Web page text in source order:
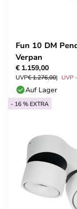
Fun 10 DM
Verpan
€ 1.159,00
UVP€ 1.276,00 UVP
Auf Lager
- 16 % EXTRA